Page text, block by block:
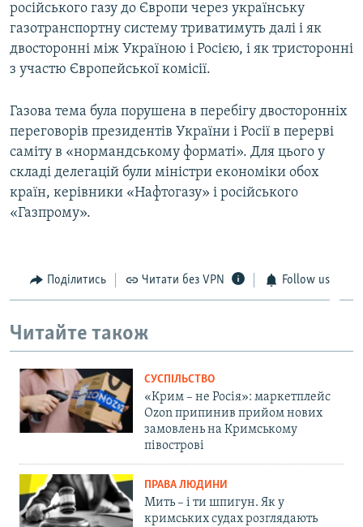
російського газу до Європи через українську
газотранспортну систему триватимуть далі і як
двосторонні між Україною і Росією, і як тристоронні
з участю Європейської комісії.
Газова тема була порушена в перебігу двосторонніх
переговорів президентів України і Росії в перерві
саміту в «нормандському форматі». Для цього у
складі делегацій були міністри економіки обох
країн, керівники «Нафтогазу» і російського
«Газпрому».
Поділитись Читати без VPN Follow us
Читайте також
СУСПІЛЬСТВО
«Крим – не Росія»: маркетплейс
Ozon припинив прийом нових
замовлень на Кримському
півострові
ПРАВА ЛЮДИНИ
Мить – і ти шпигун. Як у
кримських судах розглядають